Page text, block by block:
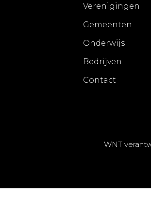
Verenigingen
Gemeenten
Onderwijs
Bedrijven
Contact
WNT